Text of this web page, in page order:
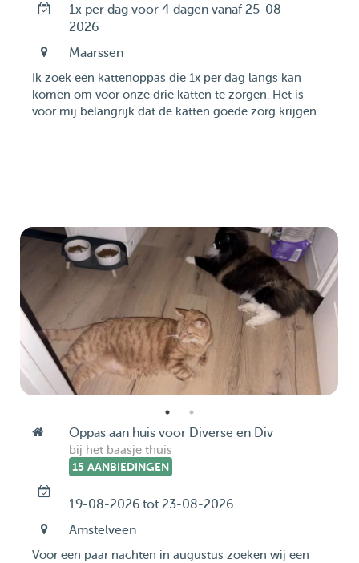
1x per dag voor 4 dagen vanaf 25-08-
2026
Maarssen
Ik zoek een kattenoppas die 1x per dag langs kan
komen om voor onze drie katten te zorgen. Het is
voor mij belangrijk dat de katten goede zorg krijgen...
Oppas aan huis voor Diverse en Div
bij het baasje thuis
15 AANBIEDINGEN
19-08-2026 tot 23-08-2026
Amstelveen
Voor een paar nachten in augustus zoeken wij een